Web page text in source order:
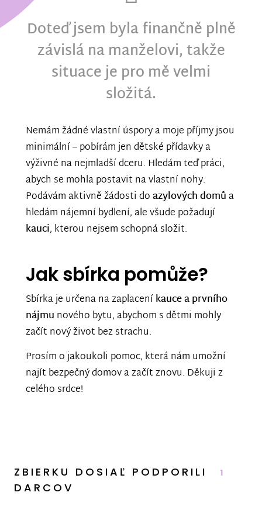
Doteď jsem byla finančně plně
závislá na manželovi, takže
situace je pro mě velmi
složitá.
Nemám žádné vlastní úspory a moje příjmy jsou
minimální – pobírám jen dětské přídavky a
výživné na nejmladší dceru. Hledám teď práci,
abych se mohla postavit na vlastní nohy.
Podávám aktivně žádosti doazylových domůa
hledám nájemní bydlení, ale všude požadují
kauci, kterou nejsem schopná složit.
Jak sbírka pomůže?
Sbírka je určena na zaplaceníkauce a prvního
nájmu nového bytu, abychom s dětmi mohly
začít nový život bez strachu.
Prosím o jakoukoli pomoc, která nám umožní
najít bezpečný domov a začít znovu. Děkuji z
celého srdce!
ZBIERKU DOSIAĽ PODPORILI 1
DARCOV